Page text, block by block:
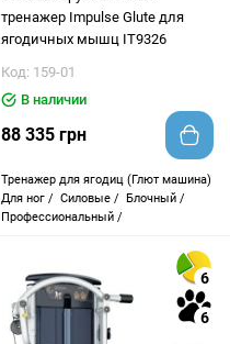
тренажер Impulse Glute для
ягодичных мышц IT9326
Код: 159-01
В наличии
88 335 грн
Тренажер для ягодиц (Глют машина)
Для ног / Силовые / Блочный /
Профессиональный /
6
6